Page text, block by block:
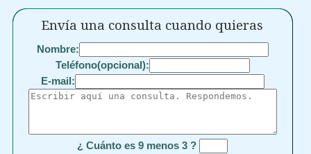
Envía una consulta cuando quieras
Nombre:
Teléfono(opcional):
E-mail:
¿ Cuánto es 9 menos 3 ?